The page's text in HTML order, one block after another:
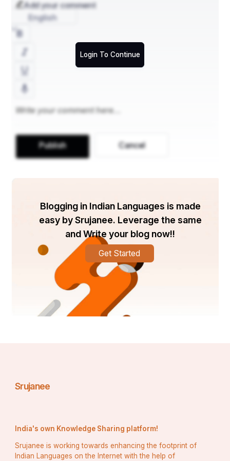
"खेल जीवन का एक प्रतिबिंब है।"
"खेल हमें सिखाते हैं कि कैसे चुनौतियों का सामना करना है और
उन्हें पार करना है।"
"खेल हमें सिखाते हैं कि कैसे अपने लक्ष्यों को प्राप्त करने के लिए
कड़ी मेहनत करनी है।"
"खेल हमें सिखाते हैं कि कैसे अपने आप पर विश्वास करना है और
"खेल हमें सिखाते हैं कि कैसे एक टीम के रूप में काम करना है और
एक दूसरे का समर्थन करना है।"
"खेलो, कूदो, दौड़ो, जीतो!"
"खेल ही जीवन है, जीवन ही खेल है।"
"अपने अंदर के खिलाड़ी को जगाओ!"
"खेलों से दोस्ती, जिंदगी में खुशी।"
"खेलों से सीखो, जिंदगी में आगे बढ़ो।"
"खेलों से डरो मत, उनका आनंद लो।"
Add your comment
Login To Continue
English
Publish Cancel
Blogging in Indian Languages is made
easy by Srujanee. Leverage the same
and Write your blog now!!
Get Started
Srujanee
India's own Knowledge Sharing platform!
Srujanee is working towards enhancing the footprint of
Indian Languages on the Internet with the help of